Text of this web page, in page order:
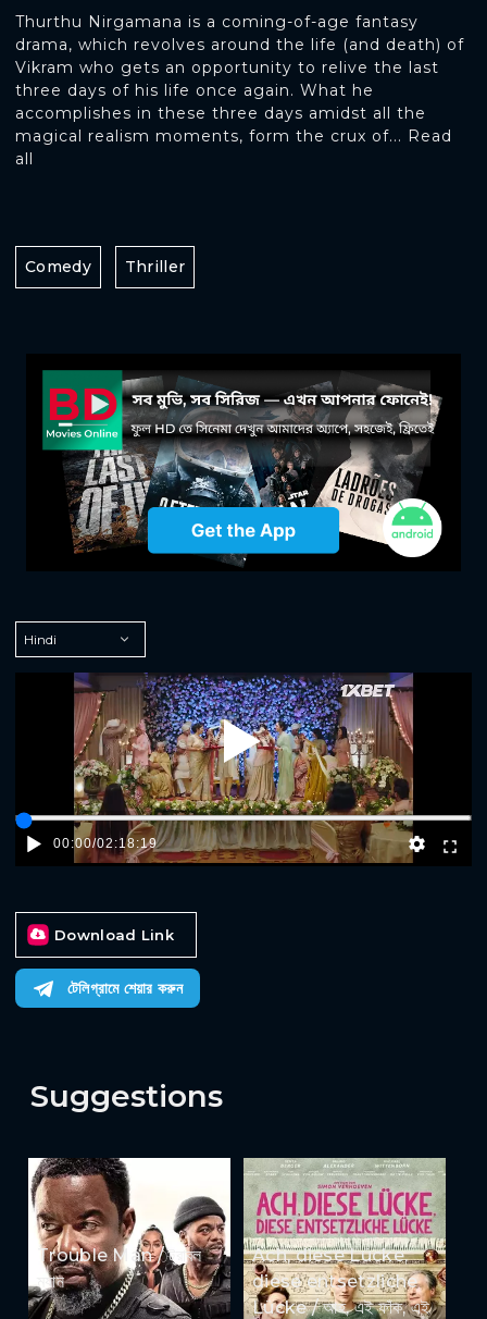
Thurthu Nirgamana is a coming-of-age fantasy
drama, which revolves around the life (and death) of
Vikram who gets an opportunity to relive the last
three days of his life once again. What he
accomplishes in these three days amidst all the
magical realism moments, form the crux of... Read
all
Comedy Thriller
Play
00:00/02:18:19
Download Link
টেলিগ্রামে শেয়ার করুন
Suggestions
Trouble Man / ট্রাবল
ম্যান
Ach, diese Lücke,
diese entsetzliche
Lücke / আহ, এই ফাঁক, এই